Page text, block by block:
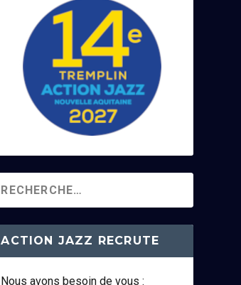
ACTION JAZZ RECRUTE
Nous avons besoin de vous :